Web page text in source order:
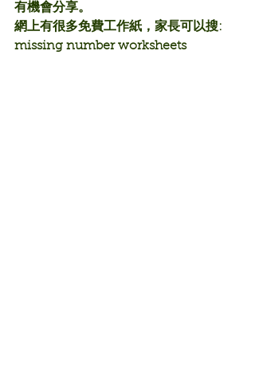
有機會分享。
網上有很多免費工作紙，家長可以搜:
missing number worksheets